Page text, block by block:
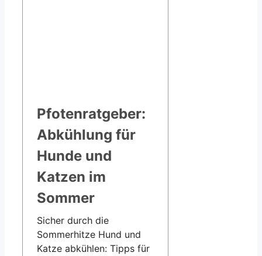
Pfotenratgeber:
Abkühlung für
Hunde und
Katzen im
Sommer
Sicher durch die
Sommerhitze Hund und
Katze abkühlen: Tipps für